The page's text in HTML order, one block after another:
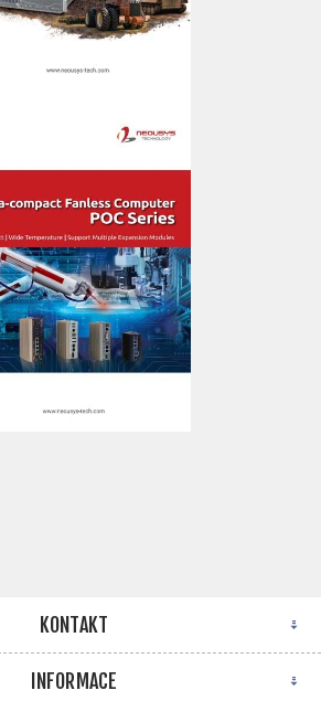
KONTAKT
INFORMACE